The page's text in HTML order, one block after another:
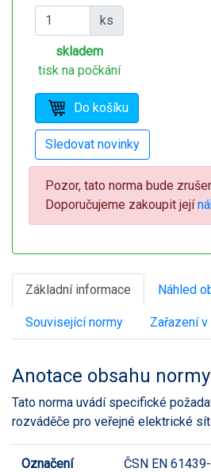
ks
skladem
tisk na počkání
Pozor, tato norma bude
Doporučujeme zakoupit její
Základní informace Náhled
Související normy Zařazení
Anotace obsahu normy
Tato norma uvádí specifické
rozváděče pro veřejné elektrické
Označení ČSN EN